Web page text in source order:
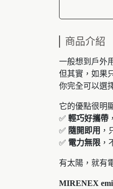
商品介紹
一般想到戶外
但其實，如果
你完全可以選
它的優點很明
✅ 輕巧好攜帶
✅ 隨開即用 ，
✅ 電力無限 ，
有太陽，就有
MIRENEX